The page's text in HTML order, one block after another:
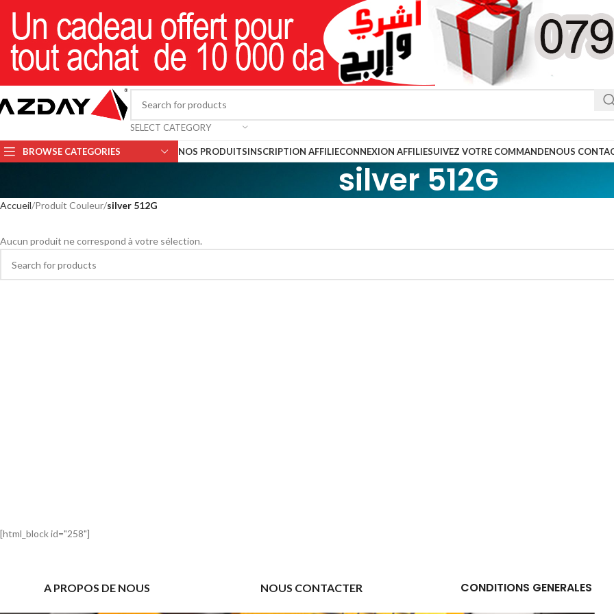
SELECT CATEGORY
BROWSE CATEGORIES NOS PRODUITSINSCRIPTION AFFILIECONNEXION AFFILIESUIVEZ VOTRE COMMANDENOUS
silver 512G
Accueil Produit Couleur silver 512G
Aucun produit ne correspond à votre sélection.
[html_block id="258"]
A PROPOS DE NOUS NOUS CONTACTER CONDITIONS GENERALES